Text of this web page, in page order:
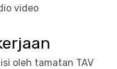
video
oleh tamatan TAV